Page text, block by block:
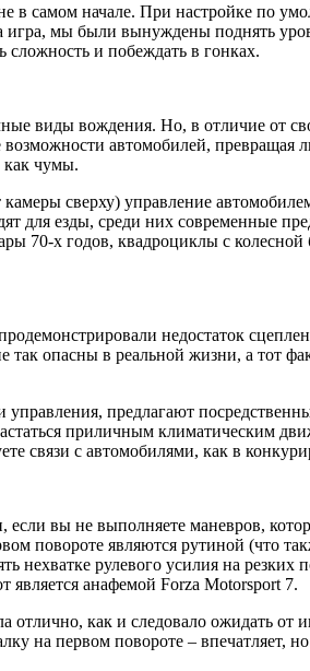
в самом начале. При настройке по
игра, мы были вынуждены поднять
и побеждать в гонках.
виды вождения. Но, в отличие от
автомобилей,
как чумы.
сверху) управление
для езды, среди них современные
70-х годов, квадроциклы с
недостаток
опасны в реальной жизни, а тот
предлагают
приличным климатическим
связи с автомобилями, как в
вы не выполняете маневров,
повороте являются рутиной (что
нехватке рулевого усилия на
является анафемой Forza Motorsport 7.
отлично, как и следовало ожидать
на первом повороте – впечатляет,